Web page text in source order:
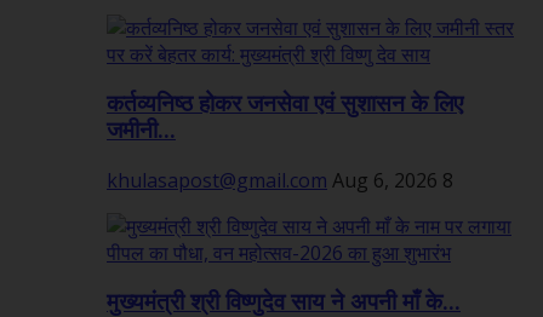
कर्तव्यनिष्ठ होकर जनसेवा एवं सुशासन के लिए
जमीनी...
khulasapost@gmail.com Aug 6, 2026 8
मुख्यमंत्री श्री विष्णुदेव साय ने अपनी माँ के...